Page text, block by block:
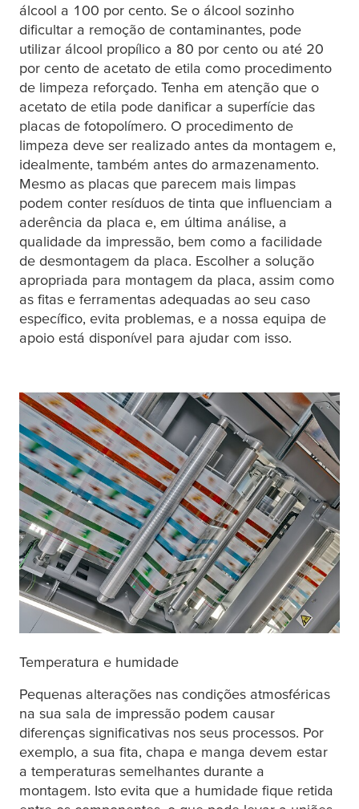
álcool a 100 por cento. Se o álcool sozinho
dificultar a remoção de contaminantes, pode
utilizar álcool propílico a 80 por cento ou até 20
por cento de acetato de etila como procedimento
de limpeza reforçado. Tenha em atenção que o
acetato de etila pode danificar a superfície das
placas de fotopolímero. O procedimento de
limpeza deve ser realizado antes da montagem e,
idealmente, também antes do armazenamento.
Mesmo as placas que parecem mais limpas
podem conter resíduos de tinta que influenciam a
aderência da placa e, em última análise, a
qualidade da impressão, bem como a facilidade
de desmontagem da placa. Escolher a solução
apropriada para montagem da placa, assim como
as fitas e ferramentas adequadas ao seu caso
específico, evita problemas, e a nossa equipa de
apoio está disponível para ajudar com isso.
Temperatura e humidade
Pequenas alterações nas condições atmosféricas
na sua sala de impressão podem causar
diferenças significativas nos seus processos. Por
exemplo, a sua fita, chapa e manga devem estar
a temperaturas semelhantes durante a
montagem. Isto evita que a humidade fique retida